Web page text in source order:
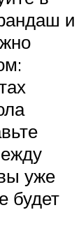
и
уже
будет